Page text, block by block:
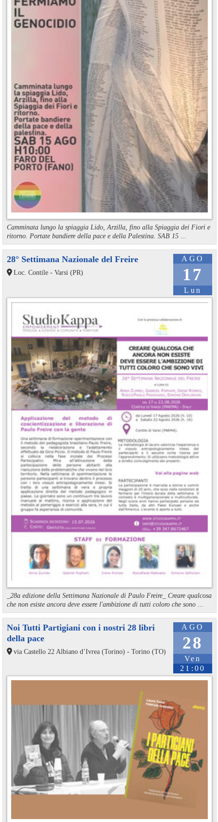
Camminata lungo la spiaggia Lido, Arzilla, fino alla Spiaggia dei Fiori e
ritorno. Portate bandiere della pace e della Palestina. SAB 15 ...
AGO
17
Lun
28° Settimana Nazionale del Freire
Loc. Contile - Varsi (PR)
_28a edizione della Settimana Nazionale di Paulo Freire_ Creare qualcosa
che non esiste ancora deve essere l'ambizione di tutti coloro che sono ...
AGO
28
Ven
21:00
Noi Tutti Partigiani con i nostri 28 libri
della pace
via Castello 22 Albiano d’Ivrea (Torino) - Torino (TO)